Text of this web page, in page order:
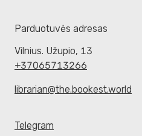
Parduotuvės adresas
Vilnius. Užupio, 13
+37065713266
librarian@the.bookest.world
Telegram